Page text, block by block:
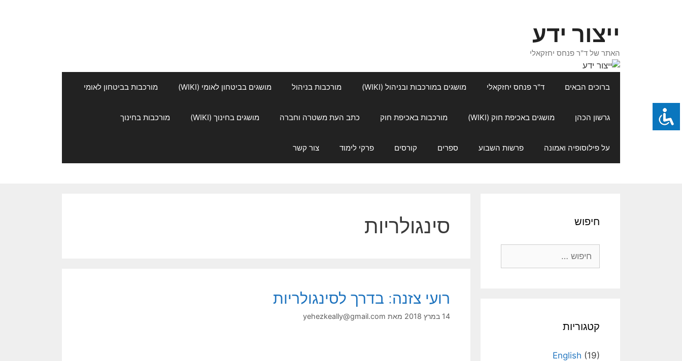
ייצור ידע
האתר של ד"ר פנחס יחזקאלי
ברוכים הבאים ד"ר פנחס יחזקאלי מושגים במורכבות ובניהול (WIKI) מורכבות בניהול מושגים בביטחון לאומי (WIKI) מורכבות בביטחון לאומי
גרשון הכהן מושגים באכיפת חוק (WIKI) מורכבות באכיפת חוק כתב העת משטרה וחברה מושגים בחינוך (WIKI) מורכבות בחינוך
על פילוסופיה ואמונה פרשות השבוע ספרים קורסים פרקי לימוד צור קשר
סינגולריות
רועי צזנה: בדרך לסינגולריות
14 במרץ 2018 מאת yehezkeally@gmail.com
חיפוש
קטגוריות
English (19)